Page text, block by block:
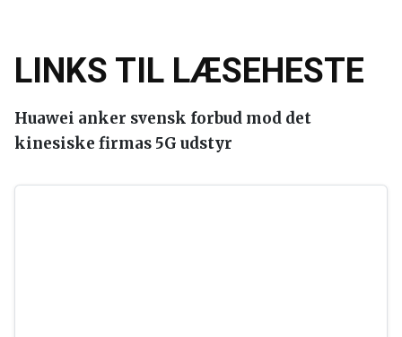
LINKS TIL LÆSEHESTE
Huawei anker svensk forbud mod det
kinesiske firmas 5G udstyr